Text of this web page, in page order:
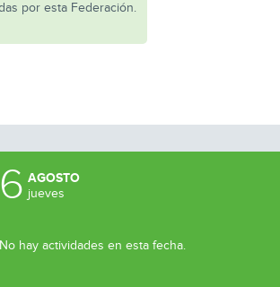
por esta Federación.
6 AGOSTO
jueves
No hay actividades en esta fecha.